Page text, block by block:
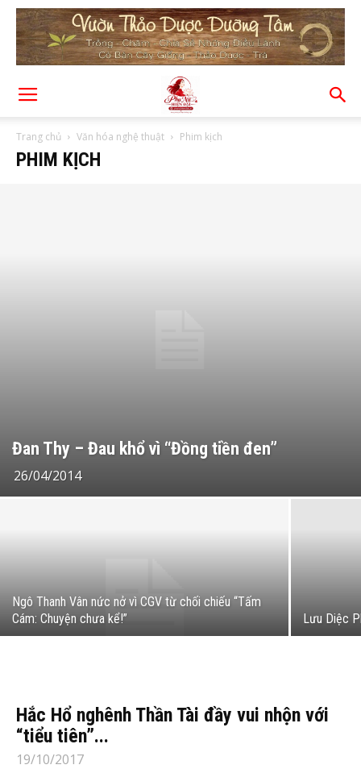
Trang chủ Văn hóa nghệ thuật Phim kịch
PHIM KỊCH
Đan Thy – Đau khổ vì “Đồng tiền đen”
26/04/2014
Ngô Thanh Vân nức nở vì CGV từ chối chiếu “Tấm
Cám: Chuyện chưa kể!”
Lưu Diệc
Hắc Hổ nghênh Thần Tài đầy vui nhộn với
“tiểu tiên”...
19/10/2017